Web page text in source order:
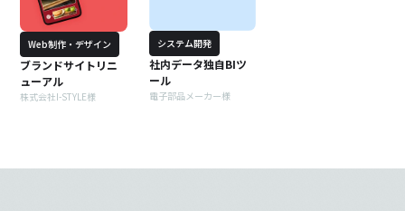
Web制作・デザイン
ブランドサイトリニ
ューアル
株式会社I-STYLE様
システム開発
社内データ独自BIツ
ール
電子部品メーカー様